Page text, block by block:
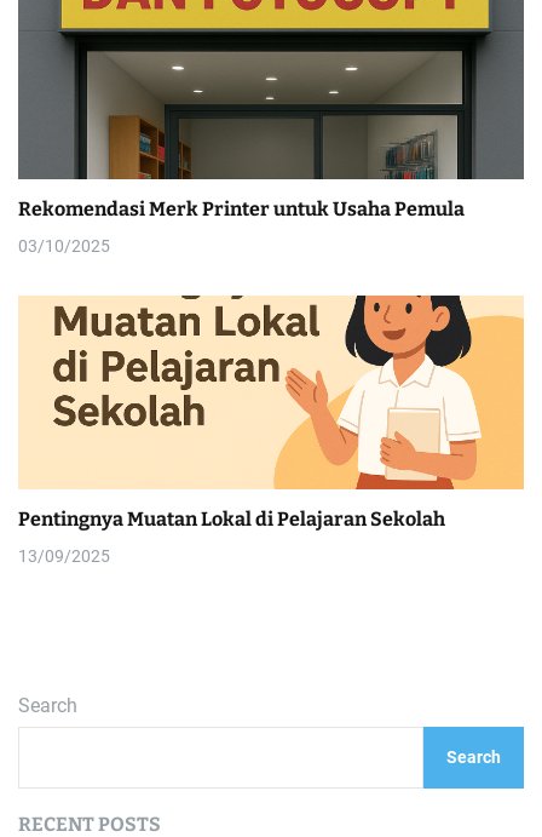
Rekomendasi Merk Printer untuk Usaha Pemula
03/10/2025
Pentingnya Muatan Lokal di Pelajaran Sekolah
13/09/2025
Search
Search
RECENT POSTS